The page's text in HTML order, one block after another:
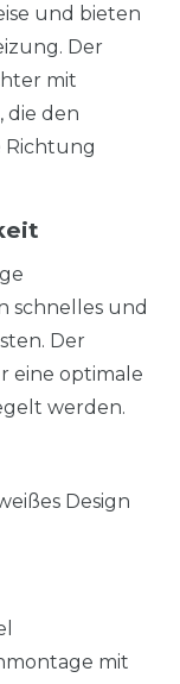
und bieten
Der
mit
die den
Richtung
schnelles und
Der
eine optimale
werden.
Design
mit